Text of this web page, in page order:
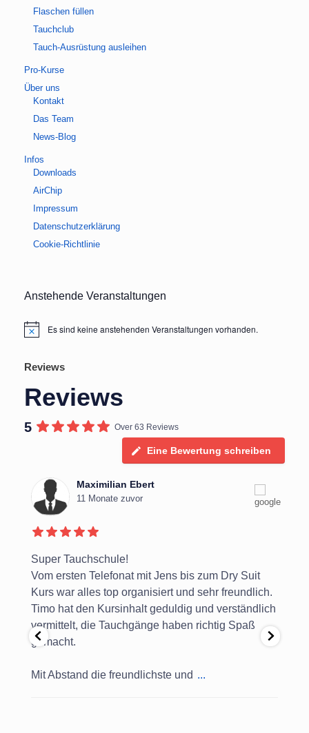
Flaschen füllen
Tauchclub
Tauch-Ausrüstung ausleihen
Pro-Kurse
Über uns
Kontakt
Das Team
News-Blog
Infos
Downloads
AirChip
Impressum
Datenschutzerklärung
Cookie-Richtlinie
Anstehende Veranstaltungen
HinweisEs sind keine anstehenden Veranstaltungen vorhanden.
Reviews
Reviews
5 Over 63 Reviews
Eine Bewertung schreiben
Maximilian Ebert
11 Monate zuvor
Super Tauchschule!
Vom ersten Telefonat mit Jens bis zum Dry Suit
Kurs war alles top organisiert und sehr freundlich.
Timo hat den Kursinhalt geduldig und verständlich
vermittelt, die Tauchgänge haben richtig Spaß
gemacht.
Mit Abstand die freundlichste und ...